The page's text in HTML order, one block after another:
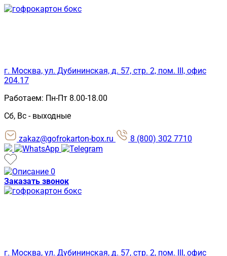
Skip
г. Москва, ул. Дубининская, д. 57, стр. 2, пом. III, офис
204.17
Работаем: Пн-Пт 8.00-18.00
Сб, Вс - выходные
zakaz@gofrokarton-box.ru 8 (800) 302 7710
0
Заказать звонок
г. Москва, ул. Дубининская, д. 57, стр. 2, пом. III, офис